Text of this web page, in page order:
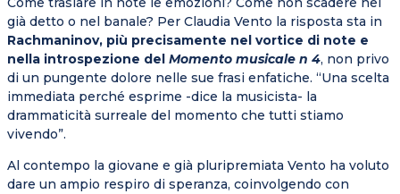
già detto o nel banale? Per Claudia Vento la risposta sta in
Rachmaninov, più precisamente nel vortice di note e
nella introspezione del Momento musicale n 4, non privo
di un pungente dolore nelle sue frasi enfatiche. “Una scelta
immediata perché esprime -dice la musicista- la
drammaticità surreale del momento che tutti stiamo
vivendo”.
Al contempo la giovane e già pluripremiata Vento ha voluto
dare un ampio respiro di speranza, coinvolgendo con